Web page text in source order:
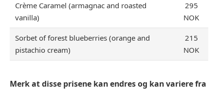
Crème Caramel (armagnac and roasted
vanilla)
295
NOK
Sorbet of forest blueberries (orange and
pistachio cream)
215
NOK
Merk at disse prisene kan endres og kan variere fra